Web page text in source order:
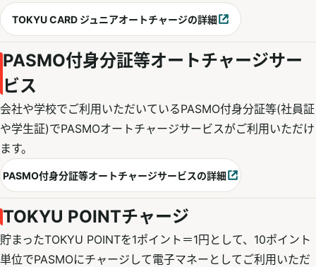
TOKYU CARD ジュニアオートチャージの詳細
別ウィンドウで開く
PASMO付身分証等オートチャージサー
ビス
会社や学校でご利用いただいているPASMO付身分証等(社員証
や学生証)でPASMOオートチャージサービスがご利用いただけ
ます。
PASMO付身分証等オートチャージサービスの詳細
別ウィンドウで開く
TOKYU POINTチャージ
貯まったTOKYU POINTを1ポイント＝1円として、10ポイント
単位でPASMOにチャージして電子マネーとしてご利用いただ